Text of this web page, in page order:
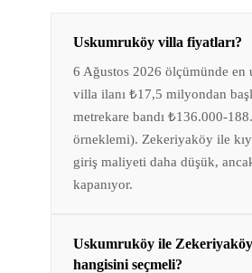
Uskumruköy villa fiyatları?
6 Ağustos 2026 ölçümünde en
villa ilanı ₺17,5 milyondan
metrekare bandı ₺136.000-
örneklemi). Zekeriyaköy ile
giriş maliyeti daha düşük,
kapanıyor.
Uskumruköy ile Zekeriyaköy
hangisini seçmeli?